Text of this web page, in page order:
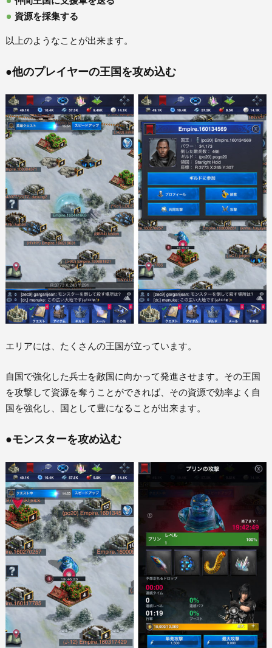
資源を採集する
以上のようなことが出来ます。
●他のプレイヤーの王国を攻め込む
エリアには、たくさんの王国が立っています。
自国で強化した兵士を敵国に向かって発進させます。その王国
を攻撃して資源を奪うことができれば、その資源で効率よく自
国を強化し、国として豊になることが出来ます。
●モンスターを攻め込む